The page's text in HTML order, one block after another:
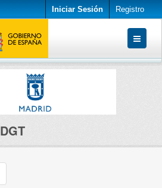
Iniciar Sesión Registro
DGT